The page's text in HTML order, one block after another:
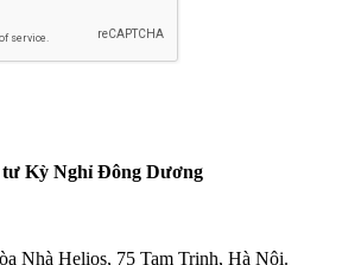
Kỳ Nghỉ Đông Dương
Nhà Helios, 75 Tam Trinh, Hà Nội.